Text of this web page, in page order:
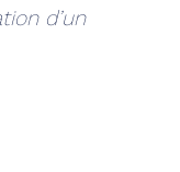
d’un